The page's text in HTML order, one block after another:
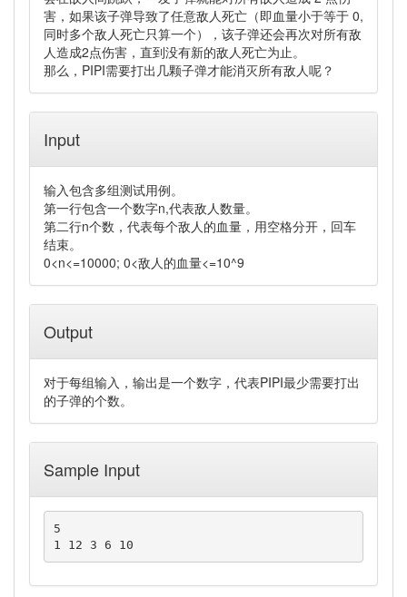
害，如果该子弹导致了任意敌人死亡（即血量小于等于 0,
同时多个敌人死亡只算一个），该子弹还会再次对所有敌
人造成2点伤害，直到没有新的敌人死亡为止。
那么，PIPI需要打出几颗子弹才能消灭所有敌人呢？
Input
输入包含多组测试用例。
第一行包含一个数字n,代表敌人数量。
第二行n个数，代表每个敌人的血量，用空格分开，回车
结束。
0<n<=10000; 0<敌人的血量<=10^9
Output
对于每组输入，输出是一个数字，代表PIPI最少需要打出
的子弹的个数。
Sample Input
5
1 12 3 6 10